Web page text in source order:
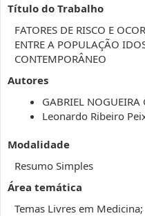
Título do Trabalho
FATORES DE RISCO E
ENTRE A POPULAÇÃO
CONTEMPORÂNEO
Autores
GABRIEL NOGUEIRA
Leonardo Ribeiro
Modalidade
Resumo Simples
Área temática
Temas Livres em Medicina;